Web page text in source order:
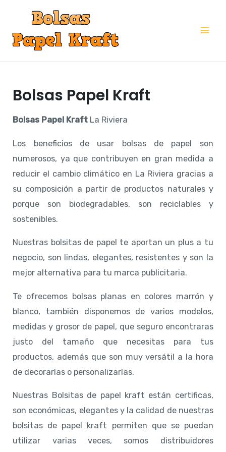
contenido
Bolsas Papel Kraft
Bolsas Papel Kraft La Riviera
Los beneficios de usar bolsas de papel son
numerosos, ya que contribuyen en gran medida a
reducir el cambio climático en La Riviera gracias a
su composición a partir de productos naturales y
porque son biodegradables, son reciclables y
sostenibles.
Nuestras bolsitas de papel te aportan un plus a tu
negocio, son lindas, elegantes, resistentes y son la
mejor alternativa para tu marca publicitaria.
Te ofrecemos bolsas planas en colores marrón y
blanco, también disponemos de varios modelos,
medidas y grosor de papel, que seguro encontraras
justo del tamaño que necesitas para tus
productos, además que son muy versátil a la hora
de decorarlas o personalizarlas.
Nuestras Bolsitas de papel kraft están certificas,
son económicas, elegantes y la calidad de nuestras
bolsitas de papel kraft permiten que se puedan
utilizar varias veces, somos distribuidores